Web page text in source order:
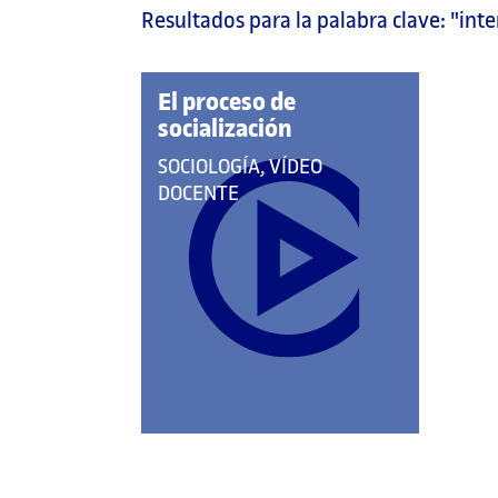
página
Resultados para la palabra clave:
El proceso de
socialización
QUE
PERTENECE
CATEGORÍAS:
SOCIOLOGÍA, VÍDEO
DOCENTE